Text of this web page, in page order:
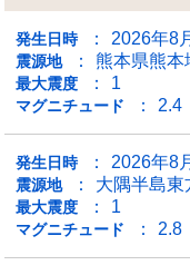
発生日時 2026年8
震源地 熊本県熊本
最大震度 1
マグニチュード 2.4
発生日時 2026年8
震源地 大隅半島東
最大震度 1
マグニチュード 2.8